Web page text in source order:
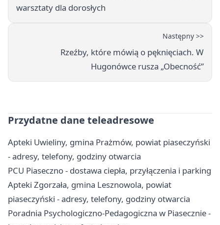
warsztaty dla dorosłych
Następny >>
Rzeźby, które mówią o pęknięciach. W
Hugonówce rusza „Obecność”
Przydatne dane teleadresowe
Apteki Uwieliny, gmina Prażmów, powiat piaseczyński
- adresy, telefony, godziny otwarcia
PCU Piaseczno - dostawa ciepła, przyłączenia i parking
Apteki Zgorzała, gmina Lesznowola, powiat
piaseczyński - adresy, telefony, godziny otwarcia
Poradnia Psychologiczno-Pedagogiczna w Piasecznie -